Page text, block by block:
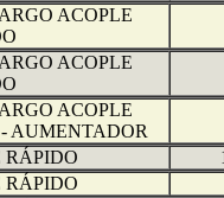
ACOPLE
ACOPLE
ACOPLE
AUMENTADOR
RÁPIDO
RÁPIDO